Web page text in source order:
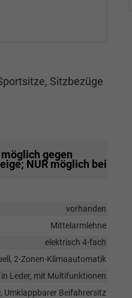
Sitzbezüge
gegen
NUR möglich bei
vorhanden
Mittelarmlehne
elektrisch 4-fach
2-Zonen-Klimaautomatik
in Leder, mit Multifunktionen
Umklappbarer Beifahrersitz